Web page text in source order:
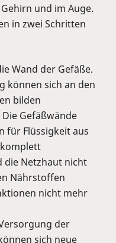
und im Auge.
in zwei Schritten
Wand der Gefäße.
können sich an den
bilden
Gefäßwände
für Flüssigkeit aus
die Netzhaut nicht
Nährstoffen
nicht mehr
der
sich neue